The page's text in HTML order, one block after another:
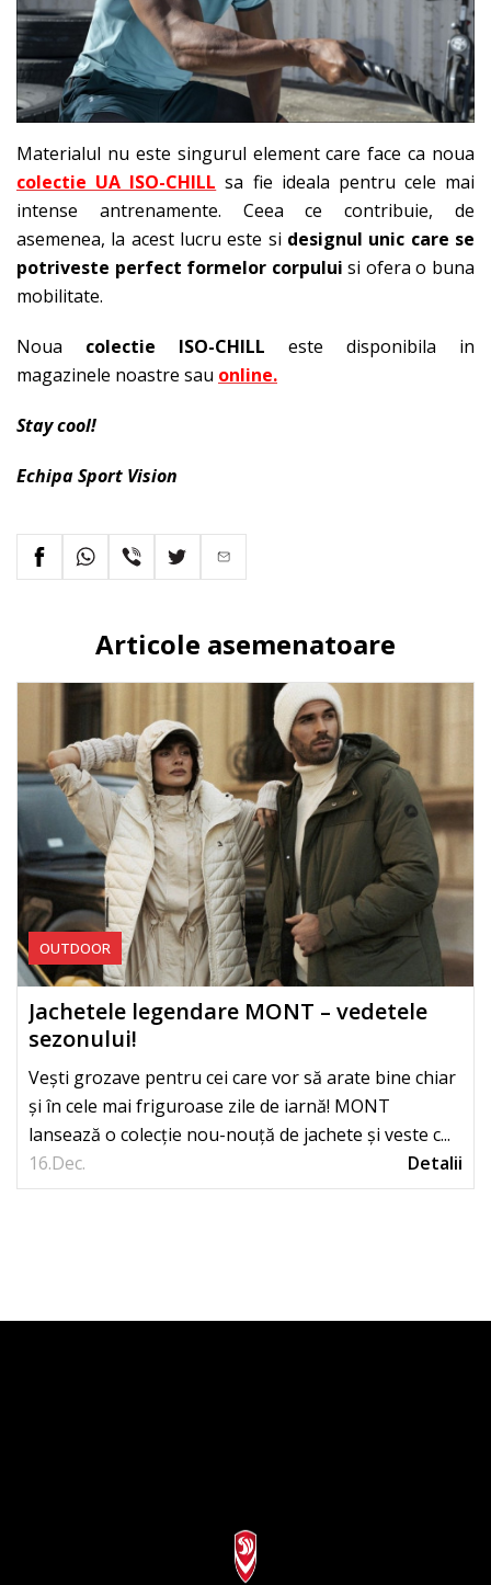
Materialul nu este singurul element care face ca noua
colectie UA ISO-CHILL sa fie ideala pentru cele mai
intense antrenamente. Ceea ce contribuie, de
asemenea, la acest lucru este si designul unic care se
potriveste perfect formelor corpului si ofera o buna
mobilitate.
Noua colectie ISO-CHILL este disponibila in
magazinele noastre sau online.
Stay cool!
Echipa Sport Vision
Articole asemenatoare
16.Dec.
OUTDOOR
Jachetele legendare MONT – vedetele
sezonului!
Vești grozave pentru cei care vor să arate bine chiar
și în cele mai friguroase zile de iarnă! MONT
lansează o colecție nou-nouță de jachete și veste c...
Detalii